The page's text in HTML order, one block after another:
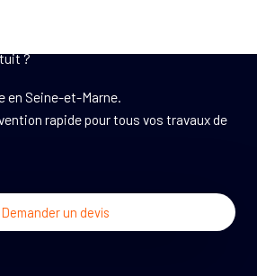
?
en Seine-et-Marne.
rapide pour tous vos travaux de
Demander un devis